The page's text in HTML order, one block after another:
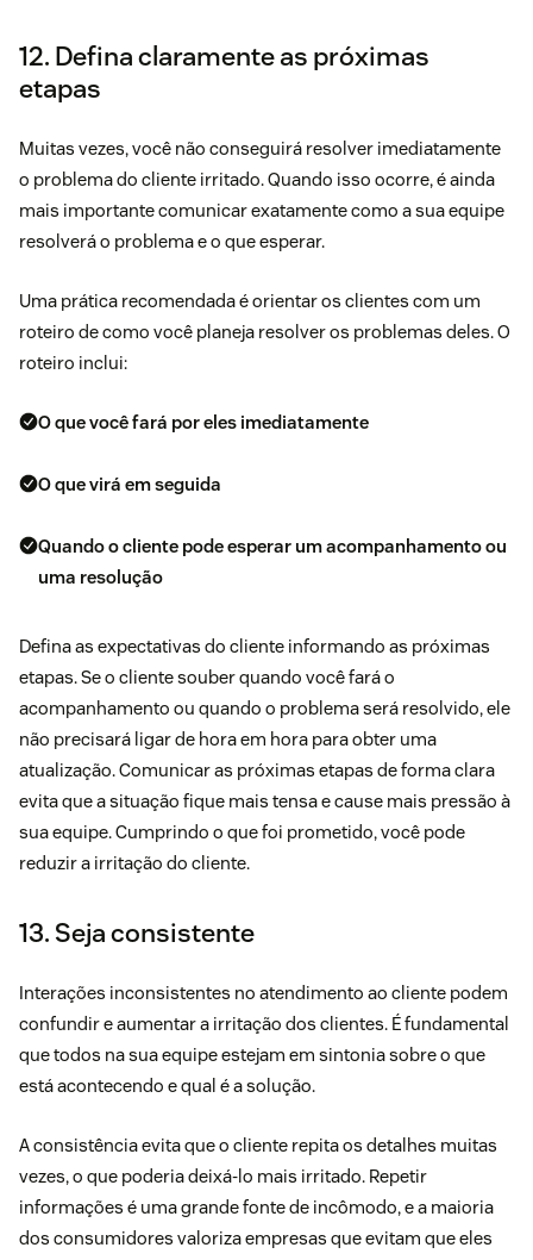
12. Defina claramente as próximas
etapas
Muitas vezes, você não conseguirá resolver imediatamente
o problema do cliente irritado. Quando isso ocorre, é ainda
mais importante comunicar exatamente como a sua equipe
resolverá o problema e o que esperar.
Uma prática recomendada é orientar os clientes com um
roteiro de como você planeja resolver os problemas deles. O
roteiro inclui:
O que você fará por eles imediatamente
O que virá em seguida
Quando o cliente pode esperar um acompanhamento ou
uma resolução
Defina as expectativas do cliente informando as próximas
etapas. Se o cliente souber quando você fará o
acompanhamento ou quando o problema será resolvido, ele
não precisará ligar de hora em hora para obter uma
atualização. Comunicar as próximas etapas de forma clara
evita que a situação fique mais tensa e cause mais pressão à
sua equipe. Cumprindo o que foi prometido, você pode
reduzir a irritação do cliente.
13. Seja consistente
Interações inconsistentes no atendimento ao cliente podem
confundir e aumentar a irritação dos clientes. É fundamental
que todos na sua equipe estejam em sintonia sobre o que
está acontecendo e qual é a solução.
A consistência evita que o cliente repita os detalhes muitas
vezes, o que poderia deixá-lo mais irritado. Repetir
informações é uma grande fonte de incômodo, e a maioria
dos consumidores valoriza empresas que evitam que eles